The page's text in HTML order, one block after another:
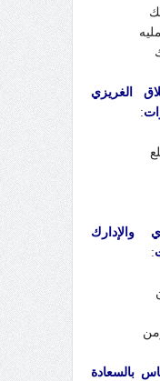
الغريزي
:
والإدارك
:
بالسعادة